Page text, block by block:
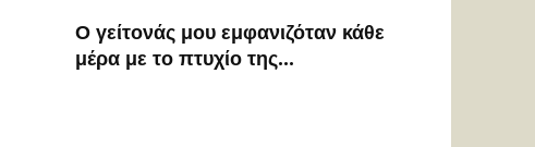
Ο γείτονάς μου εμφανιζόταν κάθε
μέρα με το πτυχίο της…